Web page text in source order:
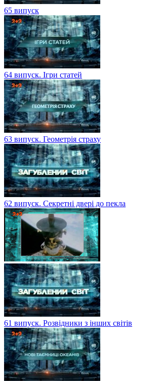
65 випуск
64 випуск. Ігри статей
63 випуск. Геометрія страху
62 випуск. Секретні двері до пекла
61 випуск. Розвідники з інших світів